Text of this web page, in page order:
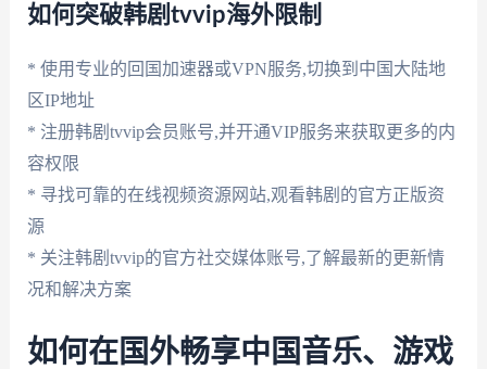
如何突破韩剧tvvip海外限制
* 使用专业的回国加速器或VPN服务,切换到中国大陆地
区IP地址
* 注册韩剧tvvip会员账号,并开通VIP服务来获取更多的内
容权限
* 寻找可靠的在线视频资源网站,观看韩剧的官方正版资
源
* 关注韩剧tvvip的官方社交媒体账号,了解最新的更新情
况和解决方案
如何在国外畅享中国音乐、游戏